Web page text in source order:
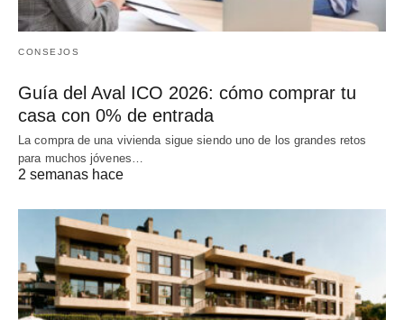
CONSEJOS
Guía del Aval ICO 2026: cómo comprar tu
casa con 0% de entrada
La compra de una vivienda sigue siendo uno de los grandes retos
para muchos jóvenes…
2 semanas hace